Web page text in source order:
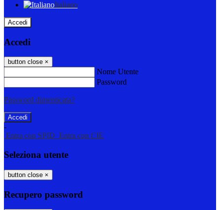
Italiano
Accedi
Accedi
button close ×
Nome Utente
Password
Password dimenticata?
-
Entra con SPID Entra con CIE
Seleziona utente
button close ×
Recupero password